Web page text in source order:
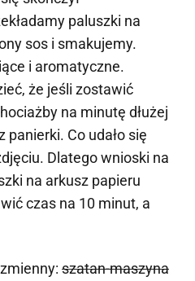
paluszki na
sos i smakujemy.
i aromatyczne.
że jeśli zostawić
na minutę dłużej
panierki. Co udało się
Dlatego wnioski na
na arkusz papieru
czas na 10 minut, a
szatan-maszyna